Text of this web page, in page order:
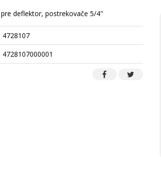
deflektor, postrekovače 5/4"
4728107
4728107000001